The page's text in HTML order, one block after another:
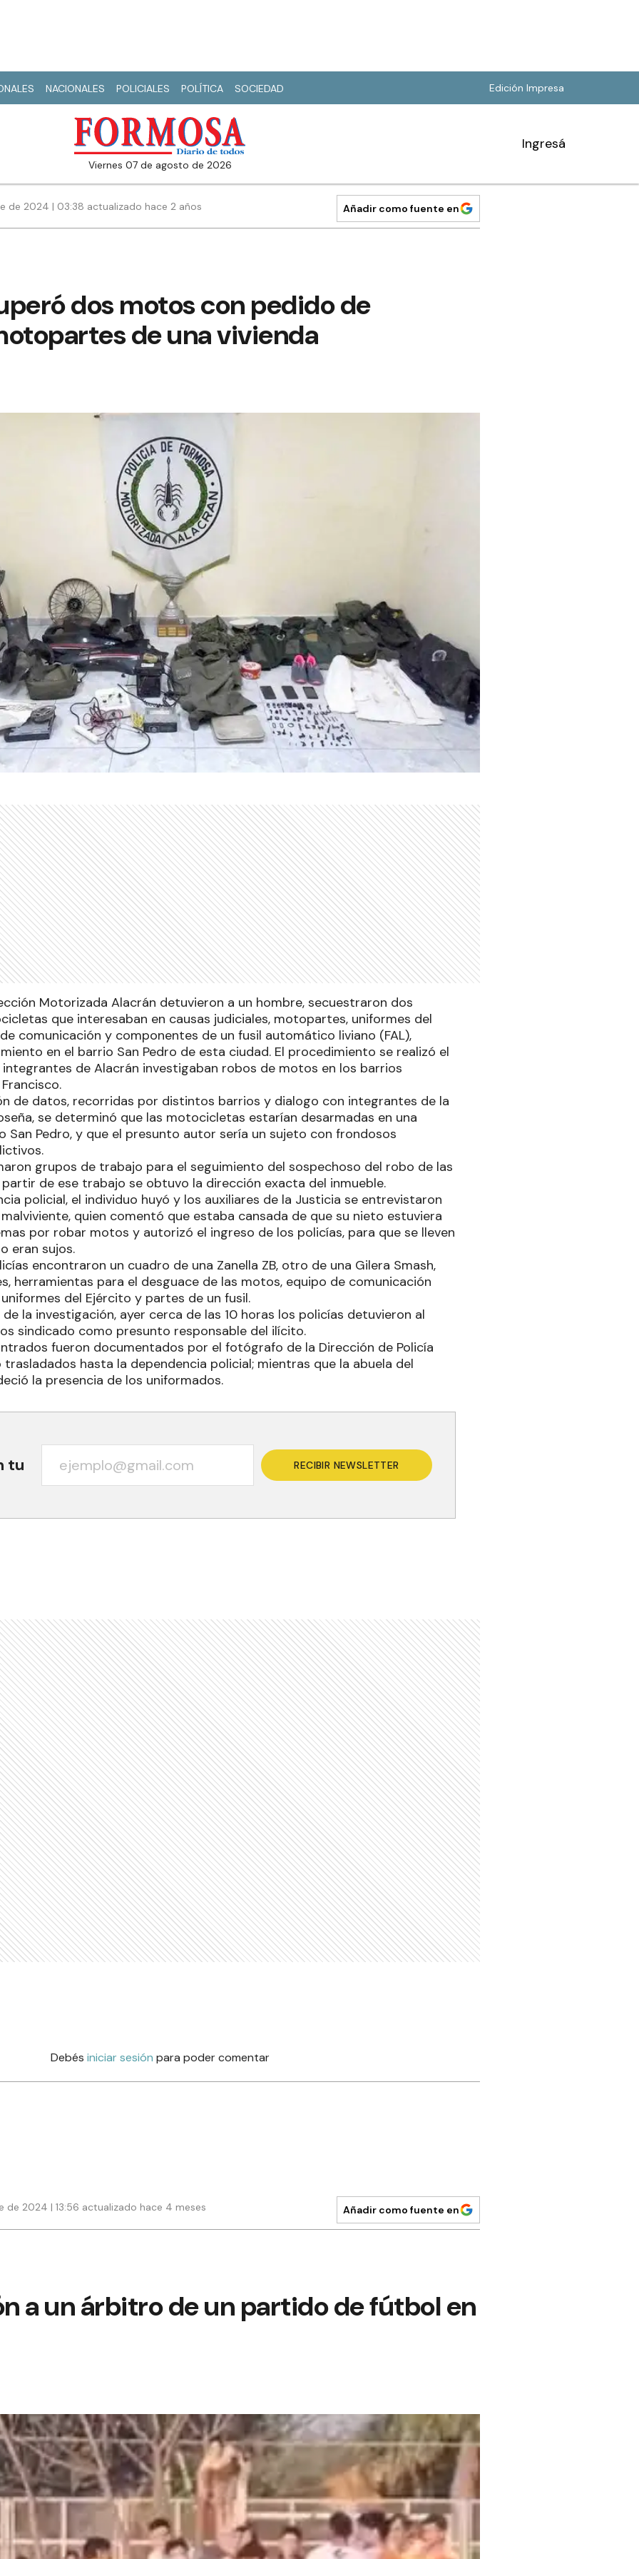
NACIONALES POLICIALES POLÍTICA SOCIEDAD Edición Impresa
viernes 07 de agosto de 2026
Ingresá
de 2024 | 03:38 actualizado hace 2 años Añadir como fuente en
dos motos con pedido de
de una vivienda
Motorizada Alacrán detuvieron a un hombre, secuestraron dos
que interesaban en causas judiciales, motopartes, uniformes del
comunicación y componentes de un fusil automático liviano (FAL),
en el barrio San Pedro de esta ciudad. El procedimiento se realizó el
integrantes de Alacrán investigaban robos de motos en los barrios
de datos, recorridas por distintos barrios y dialogo con integrantes de la
se determinó que las motocicletas estarían desarmadas en una
San Pedro, y que el presunto autor sería un sujeto con frondosos
grupos de trabajo para el seguimiento del sospechoso del robo de las
de ese trabajo se obtuvo la dirección exacta del inmueble.
policial, el individuo huyó y los auxiliares de la Justicia se entrevistaron
quien comentó que estaba cansada de que su nieto estuviera
por robar motos y autorizó el ingreso de los policías, para que se lleven
eran sujos.
encontraron un cuadro de una Zanella ZB, otro de una Gilera Smash,
herramientas para el desguace de las motos, equipo de comunicación
del Ejército y partes de un fusil.
la investigación, ayer cerca de las 10 horas los policías detuvieron al
sindicado como presunto responsable del ilícito.
fueron documentados por el fotógrafo de la Dirección de Policía
hasta la dependencia policial; mientras que la abuela del
la presencia de los uniformados.
tu RECIBIR NEWSLETTER
Debés iniciar sesión para poder comentar
de 2024 | 13:56 actualizado hace 4 meses Añadir como fuente en
a un árbitro de un partido de fútbol en